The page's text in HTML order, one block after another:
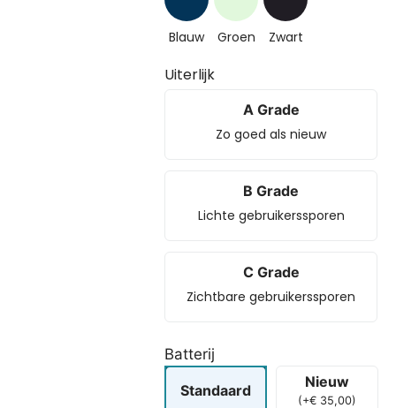
Blauw Groen Zwart
Uiterlijk
A Grade
Zo goed als nieuw
B Grade
Lichte gebruikerssporen
C Grade
Zichtbare gebruikerssporen
Batterij
Standaard Nieuw
(+€ 35,00)